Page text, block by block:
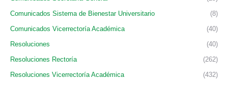
Comunicados Sistema de Bienestar Universitario
(8)
Comunicados Vicerrectoría Académica
(40)
Resoluciones
(40)
Resoluciones Rectoría
(262)
Resoluciones Vicerrectoría Académica
(432)